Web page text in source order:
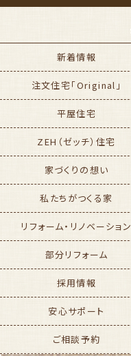
新着情報
注文住宅「Original」
平屋住宅
ZEH（ゼッチ）住宅
家づくりの想い
私たちがつくる家
リフォーム・リノベーション
部分リフォーム
採用情報
安心サポート
ご相談予約